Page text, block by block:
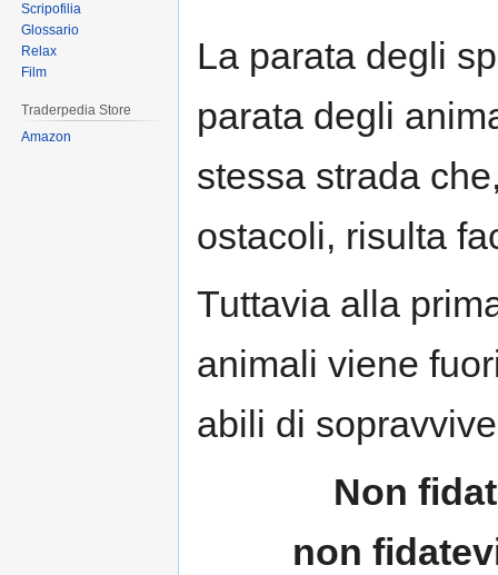
La parata degli
parata degli
stessa strada
ostacoli, risulta
Tuttavia alla
animali viene
abili di
Non
non
Scripofilia
Glossario
Relax
Film
Traderpedia Store
Amazon